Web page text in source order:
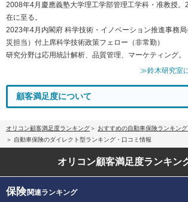
2008年4月慶應義塾大学理工学部管理工学科・准教授
在に至る。
2023年4月内閣府 科学技術・イノベーション推進事務
災担当）付上席科学技術政策フェロー（非常勤）
研究分野は応用統計解析、品質管理、マーケティング。
≫鈴木研究室
顧客満足度について
オリコン顧客満足度ランキング おすすめの自動車保険ランキン
自動車保険のダイレクト型ランキング・口コミ情報
オリコン顧客満足度ランキン
保険関連ランキング